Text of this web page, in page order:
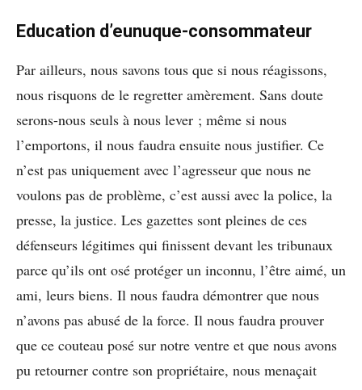
Education d’eunuque-consommateur
Par ailleurs, nous savons tous que si nous réagissons,
nous risquons de le regretter amèrement. Sans doute
serons-nous seuls à nous lever ; même si nous
l’emportons, il nous faudra ensuite nous justifier. Ce
n’est pas uniquement avec l’agresseur que nous ne
voulons pas de problème, c’est aussi avec la police, la
presse, la justice. Les gazettes sont pleines de ces
défenseurs légitimes qui finissent devant les tribunaux
parce qu’ils ont osé protéger un inconnu, l’être aimé, un
ami, leurs biens. Il nous faudra démontrer que nous
n’avons pas abusé de la force. Il nous faudra prouver
que ce couteau posé sur notre ventre et que nous avons
pu retourner contre son propriétaire, nous menaçait